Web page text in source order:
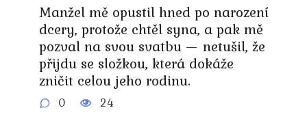
Manžel mě opustil hned po narození
dcery, protože chtěl syna, a pak mě
pozval na svou svatbu — netušil, že
přijdu se složkou, která dokáže
zničit celou jeho rodinu.
0 24